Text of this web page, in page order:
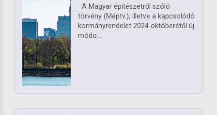
A Magyar építészetről szóló
törvény (Méptv.), illetve a kapcsolódó
kormányrendelet 2024 októberétől új
módo...